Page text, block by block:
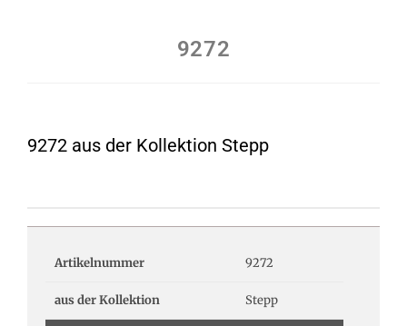
9272
9272 aus der Kollektion Stepp
Artikelnummer 9272
aus der Kollektion Stepp